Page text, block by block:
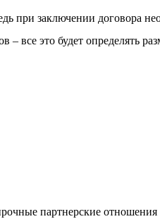
при заключении договора
все это будет определять
партнерские отношения